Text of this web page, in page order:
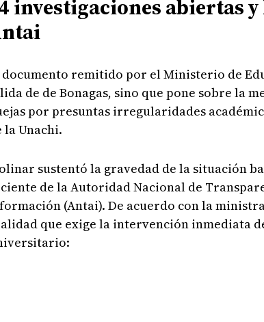
investigaciones abiertas
documento remitido por el Ministerio de
de de Bonagas, sino que pone sobre la
por presuntas irregularidades
la Unachi.
sustentó la gravedad de la situación
de la Autoridad Nacional de
(Antai). De acuerdo con la
que exige la intervención inmediata